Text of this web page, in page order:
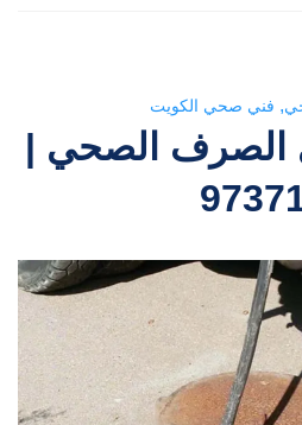
, فني صحي الكويت
الصرف الصحي |